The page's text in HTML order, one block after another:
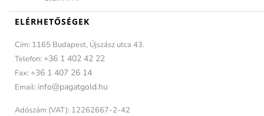
ELÉRHETŐSÉGEK
Cím: 1165 Budapest, Újszász utca 43.
Telefon: +36 1 402 42 22
Fax: +36 1 407 26 14
Email: info@pagatgold.hu
Adószám (VAT): 12262667-2-42